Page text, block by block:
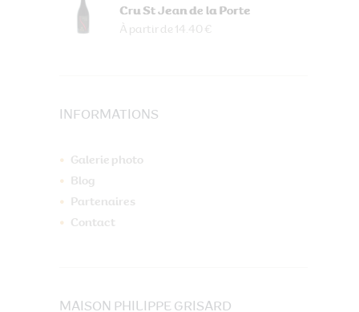
Cru St Jean de la Porte
À partir de 14.40 €
INFORMATIONS
Galerie photo
Blog
Partenaires
Contact
MAISON PHILIPPE GRISARD